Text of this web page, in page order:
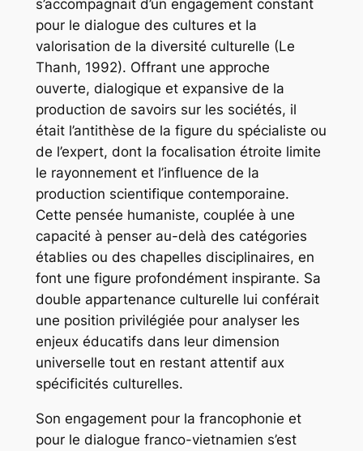
s’accompagnait d’un engagement constant
pour le dialogue des cultures et la
valorisation de la diversité culturelle (Le
Thanh, 1992). Offrant une approche
ouverte, dialogique et expansive de la
production de savoirs sur les sociétés, il
était l’antithèse de la figure du spécialiste ou
de l’expert, dont la focalisation étroite limite
le rayonnement et l’influence de la
production scientifique contemporaine.
Cette pensée humaniste, couplée à une
capacité à penser au-delà des catégories
établies ou des chapelles disciplinaires, en
font une figure profondément inspirante. Sa
double appartenance culturelle lui conférait
une position privilégiée pour analyser les
enjeux éducatifs dans leur dimension
universelle tout en restant attentif aux
spécificités culturelles.
Son engagement pour la francophonie et
pour le dialogue franco-vietnamien s’est